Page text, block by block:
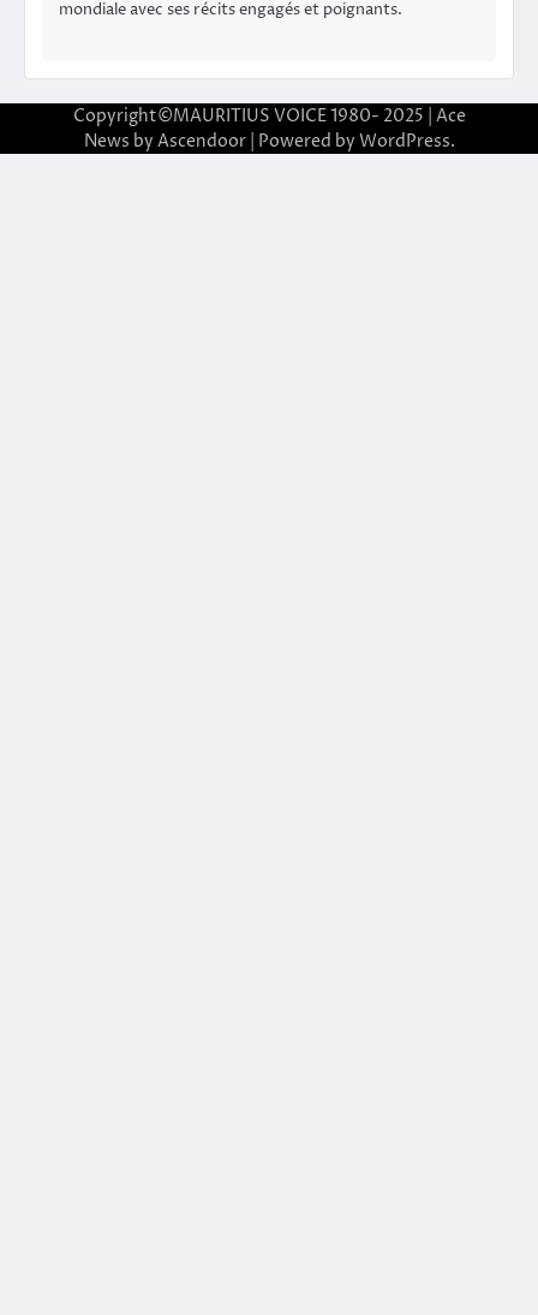
mondiale avec ses récits engagés et poignants.
Copyright©MAURITIUS VOICE 1980- 2025 | Ace
News by Ascendoor| Powered by WordPress.